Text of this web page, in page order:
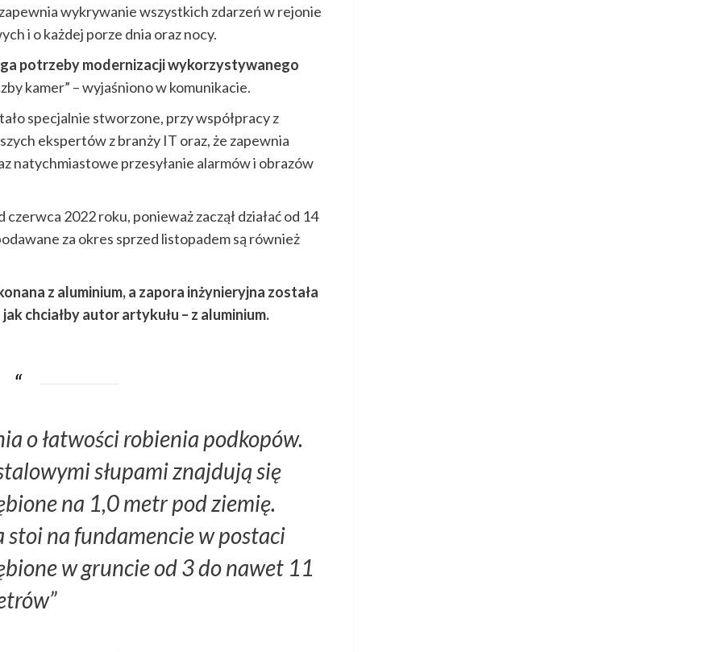
wykrywanie wszystkich zdarzeń w rejonie
i o każdej porze dnia oraz nocy.
potrzeby modernizacji wykorzystywanego
kamer” – wyjaśniono w komunikacie.
specjalnie stworzone, przy współpracy z
ekspertów z branży IT oraz, że zapewnia
natychmiastowe przesyłanie alarmów i obrazów
czerwca 2022 roku, ponieważ zaczął działać od 14
za okres sprzed listopadem są również
z aluminium, a zapora inżynieryjna została
chciałby autor artykułu – z aluminium.
o łatwości robienia podkopów.
słupami znajdują się
na 1,0 metr pod ziemię.
na fundamencie w postaci
w gruncie od 3 do nawet 11